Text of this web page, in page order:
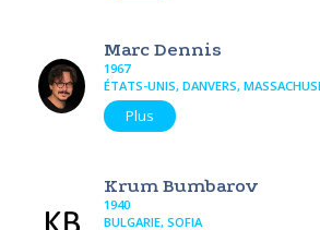
Marc Dennis
1967
ÉTATS-UNIS, DANVERS,
Plus
Krum Bumbarov
1940
BULGARIE, SOFIA